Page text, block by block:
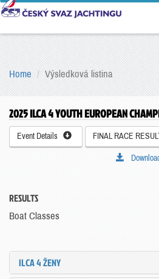
Home Výsledková listina
2025 ILCA 4 YOUTH EUROPEAN
Event Details FINAL RACE
RESULTS
Boat Classes
ILCA 4 ŽENY